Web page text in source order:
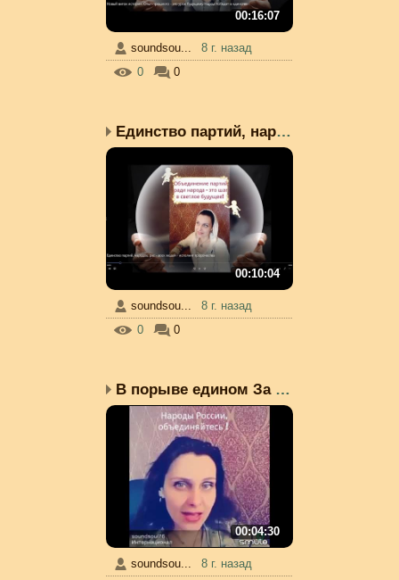
00:16:07
soundsou...
8 г. назад
0
0
Единство партий, народо...
00:10:04
soundsou...
8 г. назад
0
0
В порыве едином За Груд...
00:04:30
soundsou...
8 г. назад